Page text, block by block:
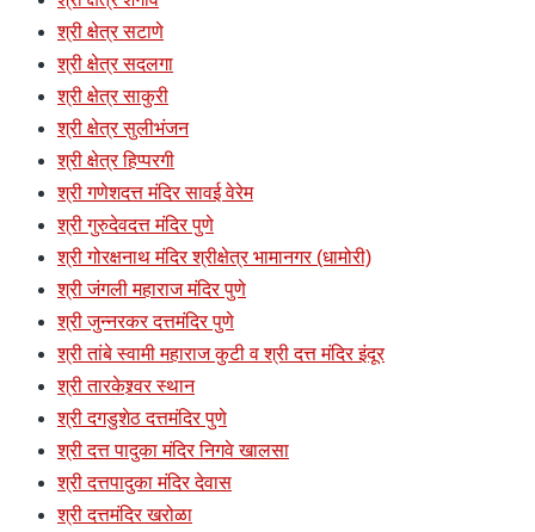
श्री क्षेत्र सटाणे
श्री क्षेत्र सदलगा
श्री क्षेत्र साकुरी
श्री क्षेत्र सुलीभंजन
श्री क्षेत्र हिप्परगी
श्री गणेशदत्त मंदिर सावई वेरेम
श्री गुरुदेवदत्त मंदिर पुणे
श्री गोरक्षनाथ मंदिर श्रीक्षेत्र भामानगर (धामोरी)
श्री जंगली महाराज मंदिर पुणे
श्री जुन्नरकर दत्तमंदिर पुणे
श्री तांबे स्वामी महाराज कुटी व श्री दत्त मंदिर इंदूर
श्री तारकेश्र्वर स्थान
श्री दगडुशेठ दत्तमंदिर पुणे
श्री दत्त पादुका मंदिर निगवे खालसा
श्री दत्तपादुका मंदिर देवास
श्री दत्तमंदिर खरोळा